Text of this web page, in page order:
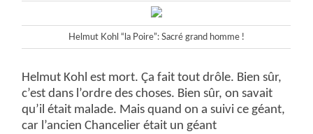
Helmut Kohl “la Poire”: Sacré grand homme !
Helmut Kohl est mort. Ça fait tout drôle. Bien sûr,
c’est dans l’ordre des choses. Bien sûr, on savait
qu’il était malade. Mais quand on a suivi ce géant,
car l’ancien Chancelier était un géant